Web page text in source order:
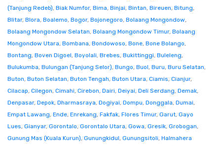
(Tanjung Redeb), Biak Numfor, Bima, Binjai, Bintan, Bireuen, Bitung,
Blitar, Blora, Boalemo, Bogor, Bojonegoro, Bolaang Mongondow,
Bolaang Mongondow Selatan, Bolaang Mongondow Timur, Bolaang
Mongondow Utara, Bombana, Bondowoso, Bone, Bone Bolango,
Bontang, Boven Digoel, Boyolali, Brebes, Bukittinggi, Buleleng,
Bulukumba, Bulungan (Tanjung Selor), Bungo, Buol, Buru, Buru Selatan,
Buton, Buton Selatan, Buton Tengah, Buton Utara, Ciamis, Cianjur,
Cilacap, Cilegon, Cimahi, Cirebon, Dairi, Deiyai, Deli Serdang, Demak,
Denpasar, Depok, Dharmasraya, Dogiyai, Dompu, Donggala, Dumai,
Empat Lawang, Ende, Enrekang, Fakfak, Flores Timur, Garut, Gayo
Lues, Gianyar, Gorontalo, Gorontalo Utara, Gowa, Gresik, Grobogan,
Gunung Mas (Kuala Kurun), Gunungkidul, Gunungsitoli, Halmahera